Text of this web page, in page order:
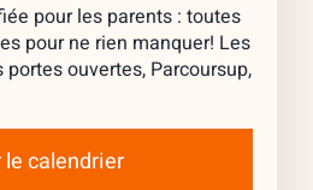
pour les parents : toutes
pour ne rien manquer! Les
ouvertes, Parcoursup,
le calendrier